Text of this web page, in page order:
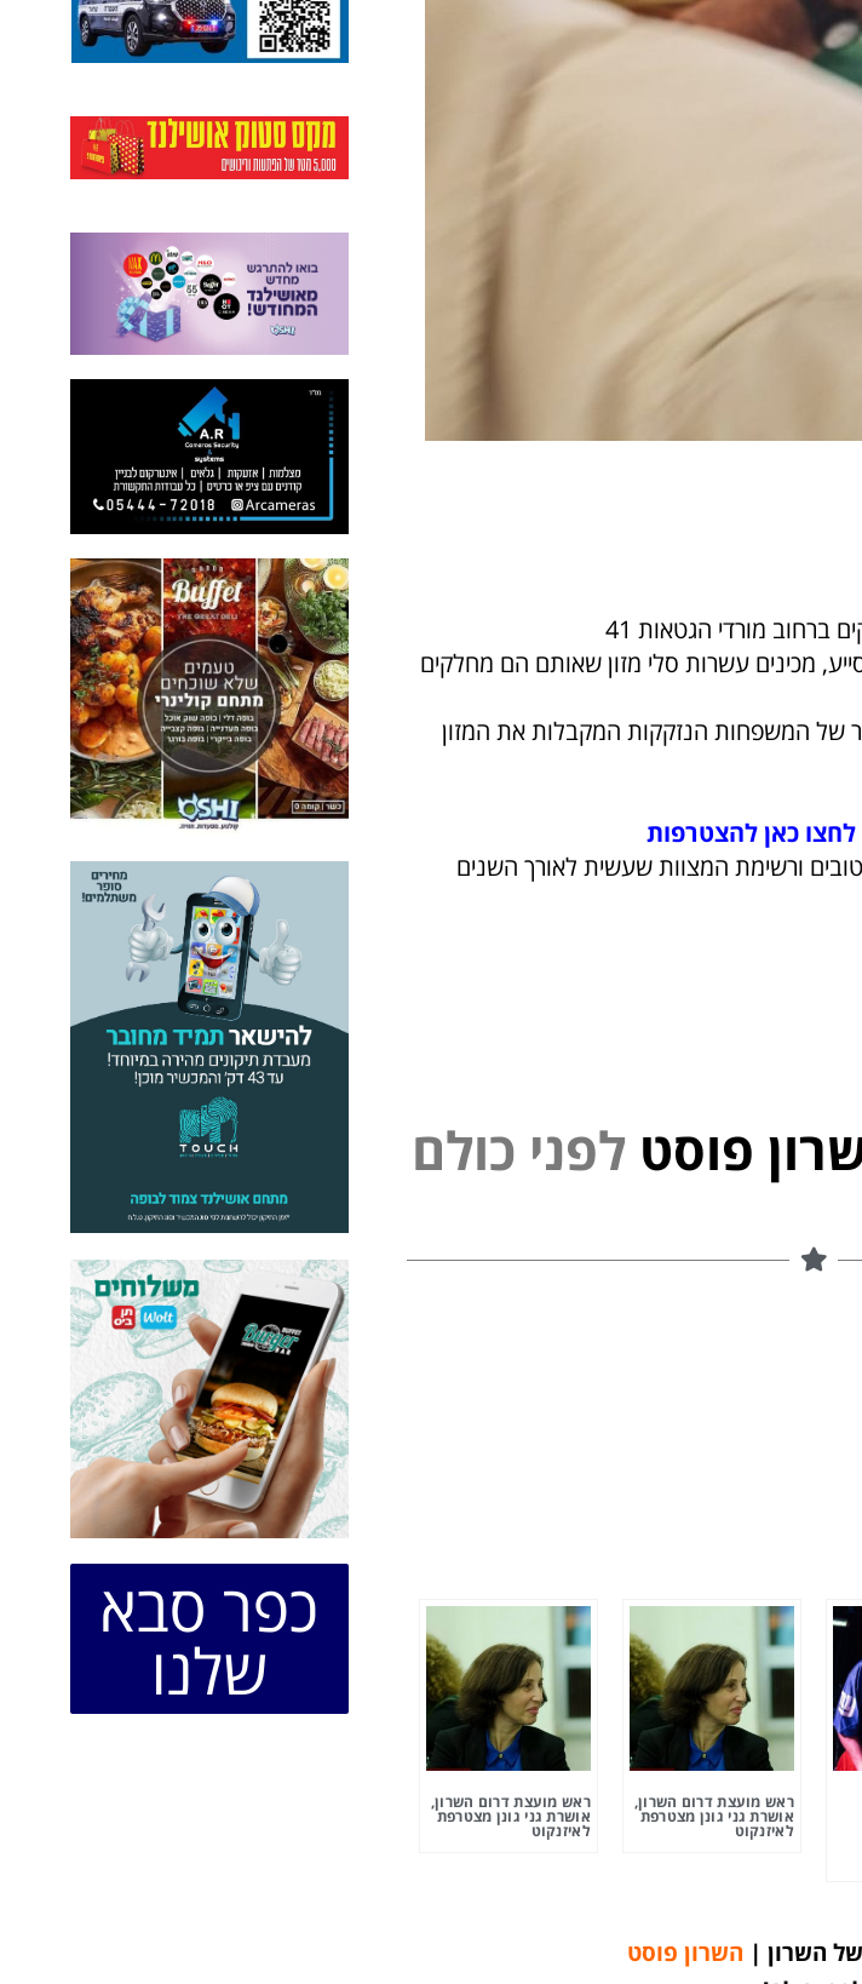
מורדי הגטאות 41
מכינים עשרות סלי מזון שאותם הם מחלקים
של המשפחות הנזקקות המקבלות את המזון
לחצו כאן להצטרפות
ורשימת המצוות שעשית לאורך השנים
פוסט פ ני כולם
ראש מועצת דרום השרון,
אושרת גני גונן מצטרפת
לאיזנקוט
ראש מועצת דרום השרון,
אושרת גני גונן מצטרפת
לאיזנקוט
כפר סבא
שלנו
השרון | השרון פוסט